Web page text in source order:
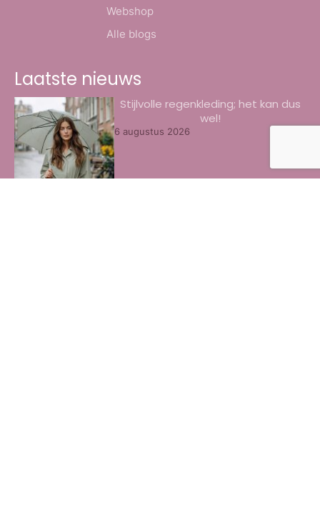
Webshop
Alle blogs
Laatste nieuws
Stijlvolle regenkleding; het kan dus
wel!
6 augustus 2026